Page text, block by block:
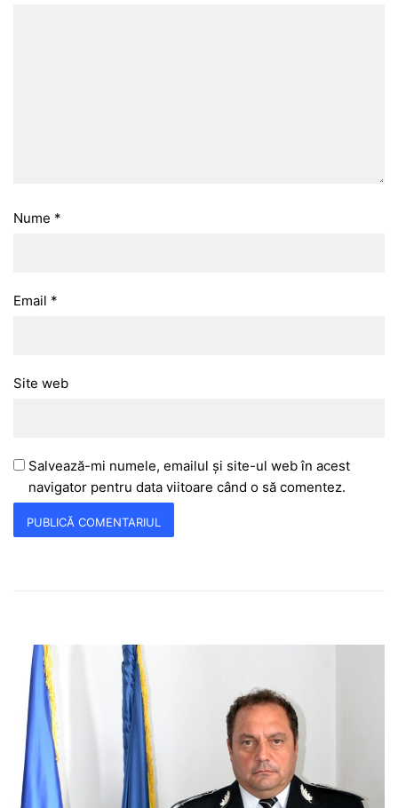
Nume *
Email *
Site web
Salvează-mi numele, emailul și site-ul web în acest
navigator pentru data viitoare când o să comentez.